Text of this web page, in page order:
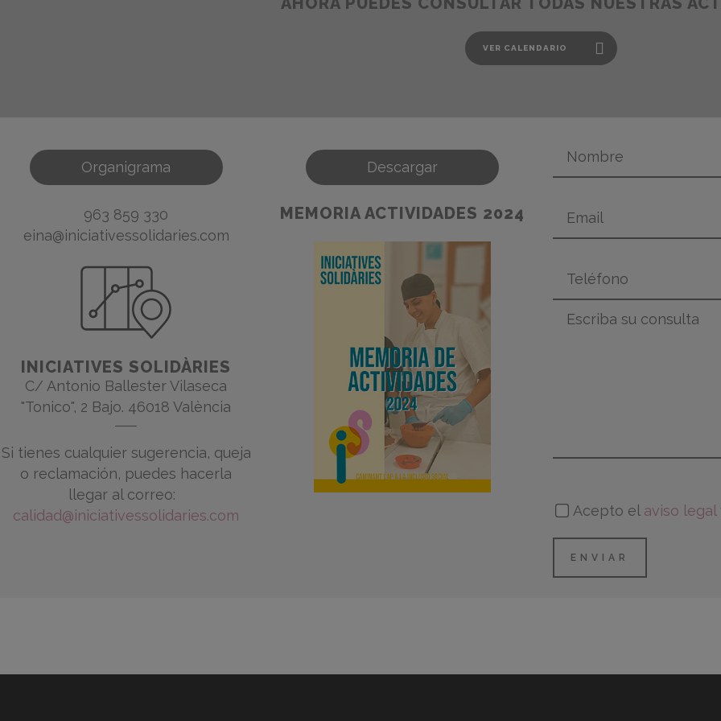
VER CALENDARIO
Organigrama
963 859 330
eina@iniciativessolidaries.com
INICIATIVES SOLIDÀRIES
C/ Antonio Ballester Vilaseca
"Tonico", 2 Bajo. 46018 València
Si tienes cualquier sugerencia, queja
o reclamación, puedes hacerla
llegar al correo:
calidad@iniciativessolidaries.com
Descargar
MEMORIA ACTIVIDADES 2024
Acepto el aviso legal